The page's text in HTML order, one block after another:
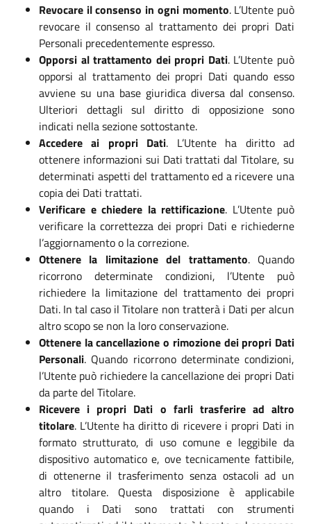
Revocare il consenso in ogni momento. L’Utente può
revocare il consenso al trattamento dei propri Dati
Personali precedentemente espresso.
Opporsi al trattamento dei propri Dati. L’Utente può
opporsi al trattamento dei propri Dati quando esso
avviene su una base giuridica diversa dal consenso.
Ulteriori dettagli sul diritto di opposizione sono
indicati nella sezione sottostante.
Accedere ai propri Dati. L’Utente ha diritto ad
ottenere informazioni sui Dati trattati dal Titolare, su
determinati aspetti del trattamento ed a ricevere una
copia dei Dati trattati.
Verificare e chiedere la rettificazione. L’Utente può
verificare la correttezza dei propri Dati e richiederne
l’aggiornamento o la correzione.
Ottenere la limitazione del trattamento. Quando
ricorrono determinate condizioni, l’Utente può
richiedere la limitazione del trattamento dei propri
Dati. In tal caso il Titolare non tratterà i Dati per alcun
altro scopo se non la loro conservazione.
Ottenere la cancellazione o rimozione dei propri Dati
Personali. Quando ricorrono determinate condizioni,
l’Utente può richiedere la cancellazione dei propri Dati
da parte del Titolare.
Ricevere i propri Dati o farli trasferire ad altro
titolare. L’Utente ha diritto di ricevere i propri Dati in
formato strutturato, di uso comune e leggibile da
dispositivo automatico e, ove tecnicamente fattibile,
di ottenerne il trasferimento senza ostacoli ad un
altro titolare. Questa disposizione è applicabile
quando i Dati sono trattati con strumenti